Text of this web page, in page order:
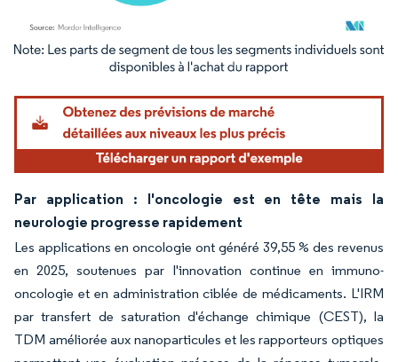
Image © Mordor Intelligence. La réutilisation nécessite une attribution sous CC BY
Par application : l'oncologie est en tête mais la
neurologie progresse rapidement
Les applications en oncologie ont généré 39,55 % des revenus
en 2025, soutenues par l'innovation continue en immuno-
oncologie et en administration ciblée de médicaments. L'IRM
par transfert de saturation d'échange chimique (CEST), la
TDM améliorée aux nanoparticules et les rapporteurs optiques